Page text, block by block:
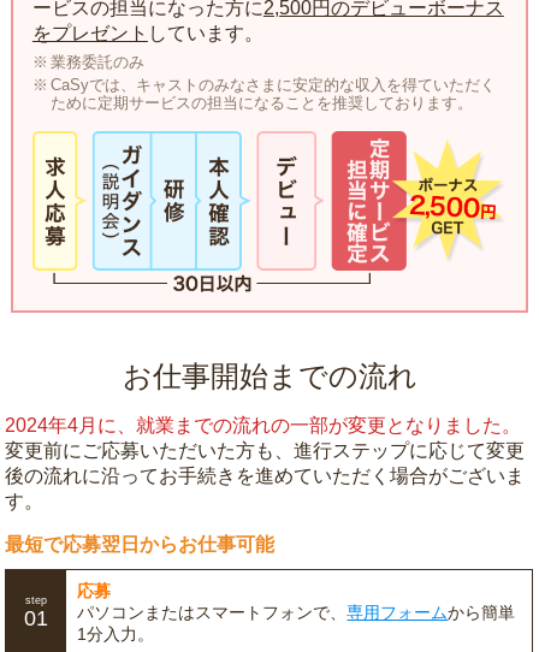
ービスの担当になった方に2,500円のデビューボーナス
をプレゼント しています。
業務委託のみ
CaSyでは、キャストのみなさまに安定的な収入を得ていただく
ために定期サービスの担当になることを推奨しております。
お仕事開始までの流れ
2024年4月に、就業までの流れの一部が変更となりました。
変更前にご応募いただいた方も、進行ステップに応じて変更
後の流れに沿ってお手続きを進めていただく場合がございま
す。
最短で応募翌日からお仕事可能
step
01
応募
パソコンまたはスマートフォンで、専用フォームから簡単
1分入力。